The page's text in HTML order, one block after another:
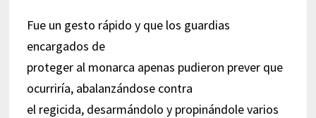
Fue un gesto rápido y que los guardias
encargados de
proteger al monarca apenas pudieron prever que
ocurriría, abalanzándose contra
el regicida, desarmándolo y propinándole varios